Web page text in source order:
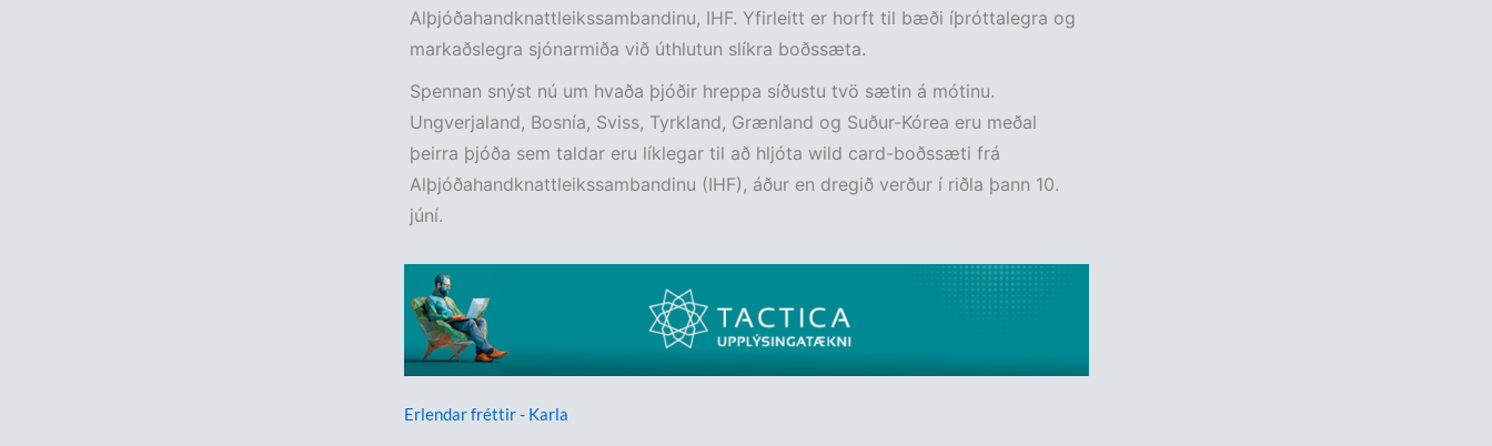
Alþjóðahandknattleikssambandinu, IHF. Yfirleitt er horft til bæði íþróttalegra og
markaðslegra sjónarmiða við úthlutun slíkra boðssæta.
Spennan snýst nú um hvaða þjóðir hreppa síðustu tvö sætin á mótinu.
Ungverjaland, Bosnía, Sviss, Tyrkland, Grænland og Suður-Kórea eru meðal
þeirra þjóða sem taldar eru líklegar til að hljóta wild card-boðssæti frá
Alþjóðahandknattleikssambandinu (IHF), áður en dregið verður í riðla þann 10.
júní.
Erlendar fréttir - Karla